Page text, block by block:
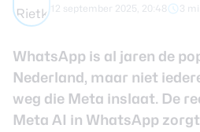
12 september 2025, 20:48 3
WhatsApp is al jaren de
Nederland, maar niet
weg die Meta inslaat. De
Meta AI in WhatsApp